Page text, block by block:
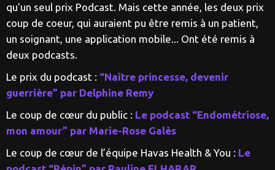
qu'un seul prix Podcast. Mais cette année, les deux prix
coup de coeur, qui auraient pu être remis à un patient,
un soignant, une application mobile... Ont été remis à
deux podcasts.
Le prix du podcast : “Naître princesse, devenir
guerrière” par Delphine Remy
Le coup de cœur du public : Le podcast “Endométriose,
mon amour” par Marie-Rose Galès
Le coup de cœur de l’équipe Havas Health & You : Le